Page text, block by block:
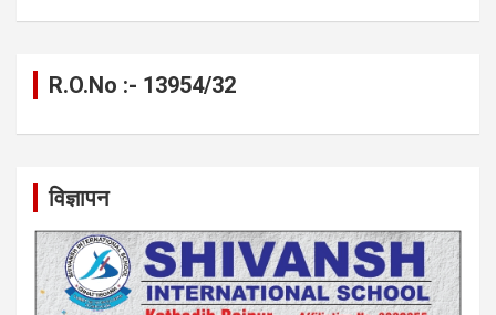
R.O.No :- 13954/32
विज्ञापन